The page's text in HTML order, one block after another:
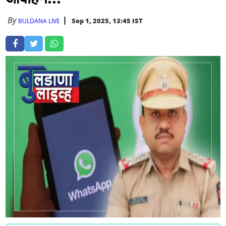
By BULDANA LIVE Sep 1, 2025, 13:45 IST